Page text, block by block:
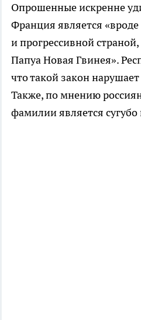
Опрошенные искренне
Франция является
и прогрессивной страной,
Папуа Новая Гвинея».
что такой закон
Также, по мнению
фамилии является